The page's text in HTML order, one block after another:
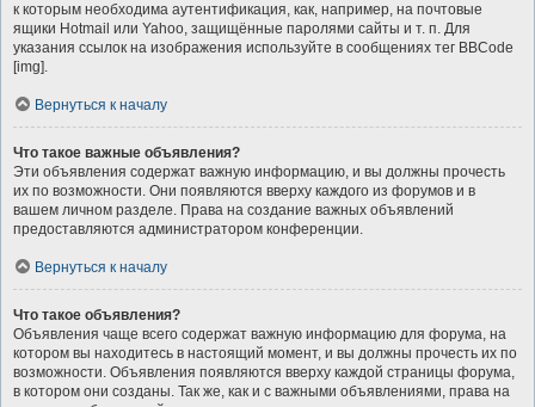
к которым необходима аутентификация, как, например, на почтовые
ящики Hotmail или Yahoo, защищённые паролями сайты и т. п. Для
указания ссылок на изображения используйте в сообщениях тег BBCode
[img].
Вернуться к началу
Что такое важные объявления?
Эти объявления содержат важную информацию, и вы должны прочесть
их по возможности. Они появляются вверху каждого из форумов и в
вашем личном разделе. Права на создание важных объявлений
предоставляются администратором конференции.
Вернуться к началу
Что такое объявления?
Объявления чаще всего содержат важную информацию для форума, на
котором вы находитесь в настоящий момент, и вы должны прочесть их по
возможности. Объявления появляются вверху каждой страницы форума,
в котором они созданы. Так же, как и с важными объявлениями, права на